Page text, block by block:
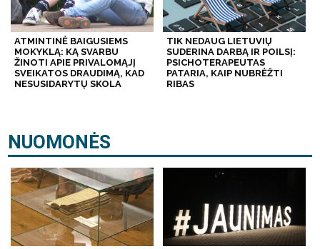
ATMINTINĖ BAIGUSIEMS
MOKYKLĄ: KĄ SVARBU
ŽINOTI APIE PRIVALOMĄJĮ
SVEIKATOS DRAUDIMĄ, KAD
NESUSIDARYTŲ SKOLA
TIK NEDAUG LIETUVIŲ
SUDERINA DARBĄ IR POILSĮ:
PSICHOTERAPEUTAS
PATARIA, KAIP NUBRĖŽTI
RIBAS
NUOMONĖS